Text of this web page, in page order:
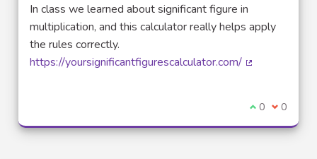
In class we learned about significant figure in
multiplication, and this calculator really helps apply
the rules correctly.
https://yoursignificantfigurescalculator.com/
Je suis
0 Je ne
0